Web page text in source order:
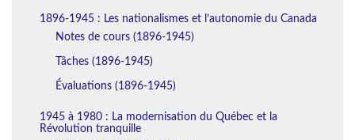
1896-1945 : Les nationalismes et l’autonomie du Canada
Notes de cours (1896-1945)
Tâches (1896-1945)
Évaluations (1896-1945)
1945 à 1980 : La modernisation du Québec et la
Révolution tranquille